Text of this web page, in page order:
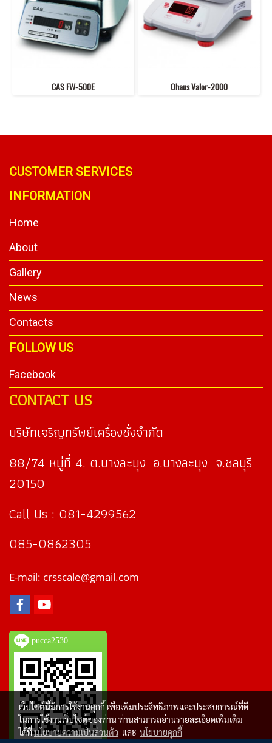
CAS FW-500E Ohaus Valor-2000
CUSTOMER SERVICES
INFORMATION
Home
About
Gallery
News
Contacts
FOLLOW US
Facebook
CONTACT US
บริษัทเจริญทรัพย์เครื่องชั่งจำกัด
88/74 หมู่ที่ 4. ต.บางละมุง อ.บางละมุง จ.ชลบุรี
20150
Call Us : 081-4299562
085-0862305
E-mail: crsscale@gmail.com
pucca2530
เว็บไซต์นี้มีการใช้งานคุกกี้ เพื่อเพิ่มประสิทธิภาพและประสบการณ์ที่ดี
ในการใช้งานเว็บไซต์ของท่าน ท่านสามารถอ่านรายละเอียดเพิ่มเติม
ได้ที่นโยบายความเป็นส่วนตัว และ นโยบายคุกกี้